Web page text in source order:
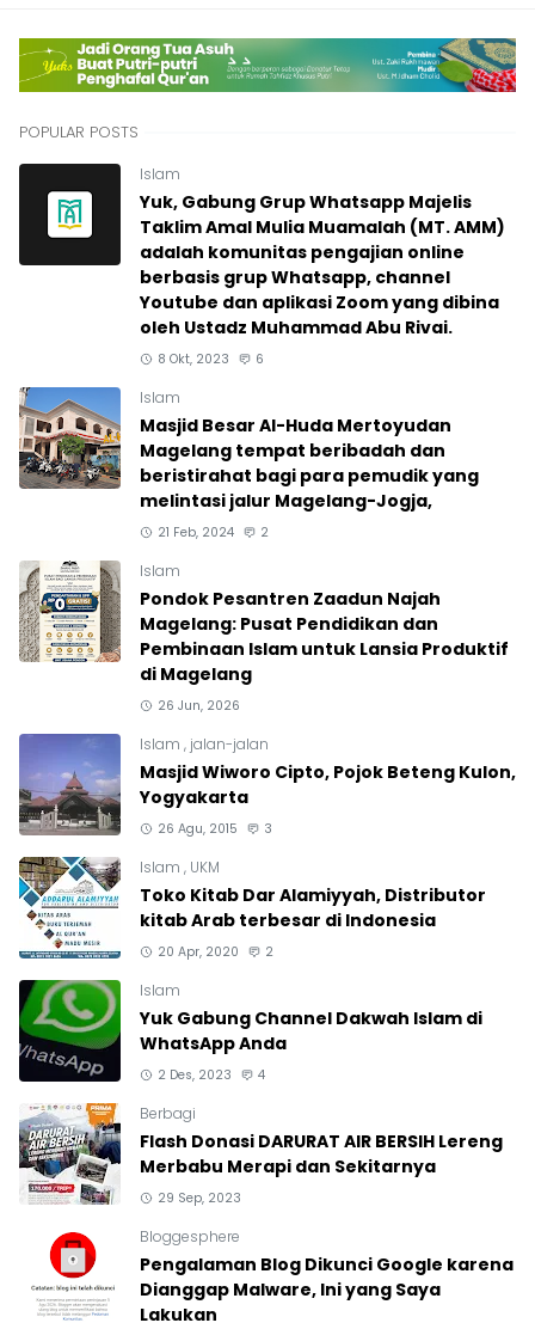
POPULAR POSTS
Islam
Yuk, Gabung Grup Whatsapp Majelis
Taklim Amal Mulia Muamalah (MT. AMM)
adalah komunitas pengajian online
berbasis grup Whatsapp, channel
Youtube dan aplikasi Zoom yang dibina
oleh Ustadz Muhammad Abu Rivai.
8 Okt, 2023 6
Islam
Masjid Besar Al-Huda Mertoyudan
Magelang tempat beribadah dan
beristirahat bagi para pemudik yang
melintasi jalur Magelang-Jogja,
21 Feb, 2024 2
Islam
Pondok Pesantren Zaadun Najah
Magelang: Pusat Pendidikan dan
Pembinaan Islam untuk Lansia Produktif
di Magelang
26 Jun, 2026
Islam , jalan-jalan
Masjid Wiworo Cipto, Pojok Beteng Kulon,
Yogyakarta
26 Agu, 2015 3
Islam , UKM
Toko Kitab Dar Alamiyyah, Distributor
kitab Arab terbesar di Indonesia
20 Apr, 2020 2
Islam
Yuk Gabung Channel Dakwah Islam di
WhatsApp Anda
2 Des, 2023 4
Berbagi
Flash Donasi DARURAT AIR BERSIH Lereng
Merbabu Merapi dan Sekitarnya
29 Sep, 2023
Bloggesphere
Pengalaman Blog Dikunci Google karena
Dianggap Malware, Ini yang Saya
Lakukan